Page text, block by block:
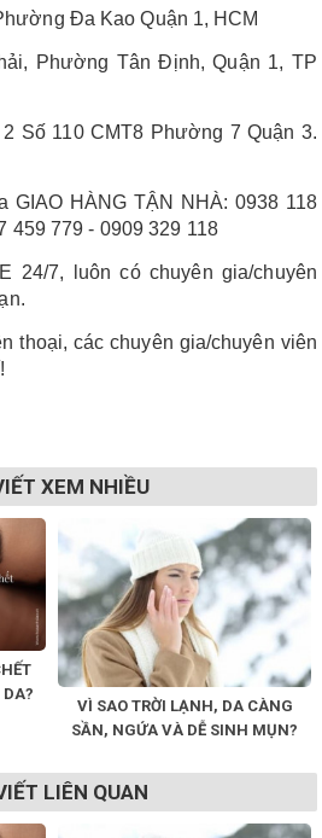
Đa Kao Quận 1, HCM
Phường Tân Định, Quận 1, TP
Số 110 CMT8 Phường 7 Quận 3.
GIAO HÀNG TẬN NHÀ: 0938 118
459 779 - 0909 329 118
24/7, luôn có chuyên gia/chuyên
thoại, các chuyên gia/chuyên viên
XEM NHIỀU
DA?
VÌ SAO TRỜI LẠNH, DA CÀNG
SẦN, NGỨA VÀ DỄ SINH MỤN?
LIÊN QUAN